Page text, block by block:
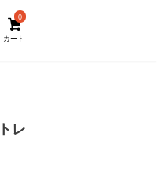
0
カート
レ